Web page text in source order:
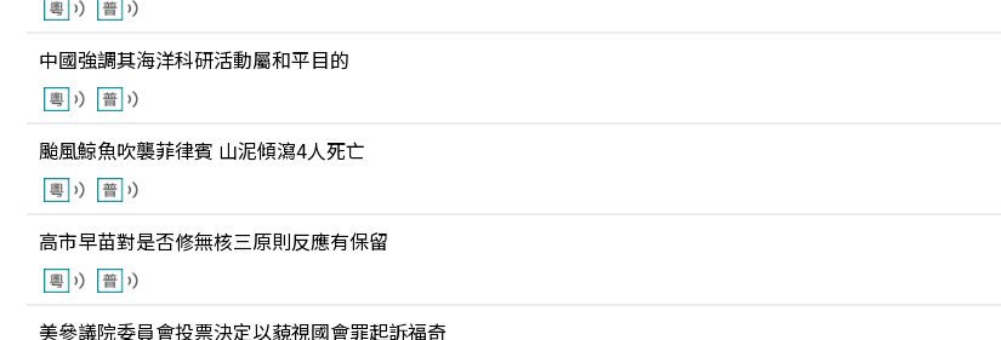
中國強調其海洋科研活動屬和平目的
颱風鯨魚吹襲菲律賓 山泥傾瀉4人死亡
高市早苗對是否修無核三原則反應有保留
美參議院委員會投票決定以藐視國會罪起訴福奇